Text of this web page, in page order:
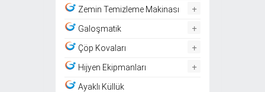
Zemin Temizleme Makinası +
Galoşmatik +
Çöp Kovaları +
Hijyen Ekipmanları +
Ayaklı Küllük